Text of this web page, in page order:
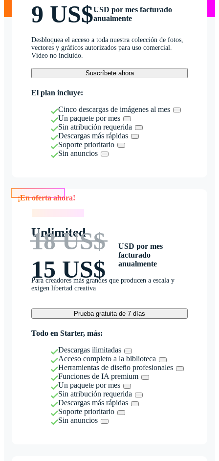
9 US$USD por mes facturado
anualmente
Desbloquea el acceso a toda nuestra colección de fotos,
vectores y gráficos autorizados para uso comercial.
Vídeo no incluido.
Suscríbete ahora
El plan incluye:
Cinco descargas de imágenes al mes
Un paquete por mes
Sin atribución requerida
Descargas más rápidas
Soporte prioritario
Sin anuncios
Unlimited
18 US$
15 US$
USD por mes
facturado
anualmente
Para creadores más grandes que producen a escala y
exigen libertad creativa
Prueba gratuita de 7 días
Todo en Starter, más:
Descargas ilimitadas
Acceso completo a la biblioteca
Herramientas de diseño profesionales
Funciones de IA premium
Un paquete por mes
Sin atribución requerida
Descargas más rápidas
Soporte prioritario
Sin anuncios